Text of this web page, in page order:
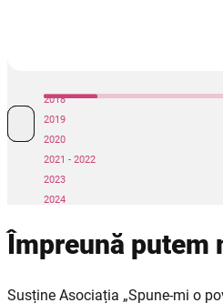
2018
2019
2020
2021 - 2022
2023
2024
Împreună putem
Susține Asociația „Spune-mi o